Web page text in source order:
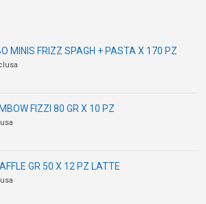
MINIS FRIZZ SPAGH + PASTA X 170 PZ
FIZZI 80 GR X 10 PZ
GR 50 X 12 PZ LATTE